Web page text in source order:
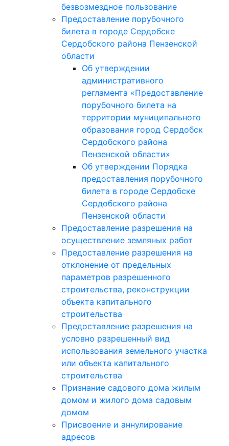
безвозмездное пользование
Предоставление порубочного
билета в городе Сердобске
Сердобского района Пензенской
области
Об утверждении
административного
регламента «Предоставление
порубочного билета на
территории муниципального
образования город Сердобск
Сердобского района
Пензенской области»
Об утверждении Порядка
предоставления порубочного
билета в городе Сердобске
Сердобского района
Пензенской области
Предоставление разрешения на
осуществление земляных работ
Предоставление разрешения на
отклонение от предельных
параметров разрешенного
строительства, реконструкции
объекта капитального
строительства
Предоставление разрешения на
условно разрешенный вид
использования земельного участка
или объекта капитального
строительства
Признание садового дома жилым
домом и жилого дома садовым
домом
Присвоение и аннулирование
адресов